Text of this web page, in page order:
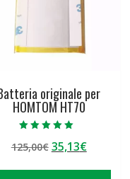
originale per
HOMTOM HT70
5.00
su 5
125,00€ Il
35,13€Il